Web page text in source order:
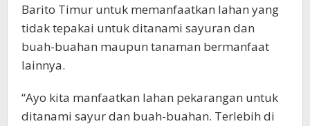
Barito Timur untuk memanfaatkan lahan yang
tidak tepakai untuk ditanami sayuran dan
buah-buahan maupun tanaman bermanfaat
lainnya.
“Ayo kita manfaatkan lahan pekarangan untuk
ditanami sayur dan buah-buahan. Terlebih di